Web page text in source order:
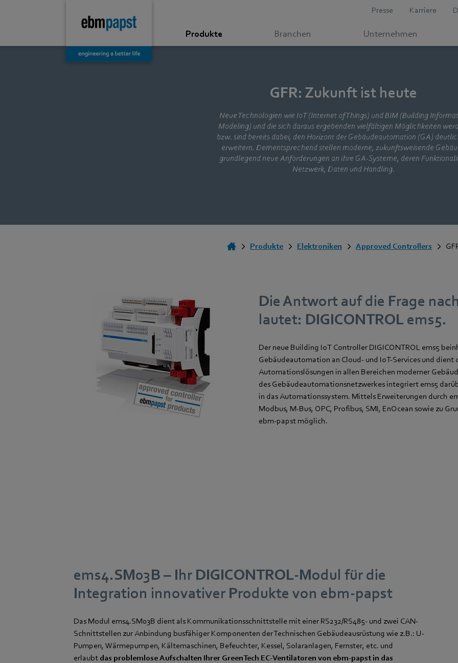
Presse Karriere
Produkte Branchen Unternehmen
GFR: Zukunft ist heute
Neue Technologien wie IoT (Internet of Things) und BIM (Building
Modeling) und die sich daraus ergebenden vielfältigen Möglichkeiten
bzw. sind bereits dabei, den Horizont der Gebäudeautomation (GA)
erweitern. Dementsprechend stellen moderne, zukunftsweisende
grundlegend neue Anforderungen an ihre GA-Systeme, deren
Netzwerk, Daten und Handling.
Produkte Elektroniken Approved Controllers
Die Antwort auf die Frage
lautet: DIGICONTROL ems5.
Der neue Building IoT Controller DIGICONTROL ems5
Gebäudeautomation an Cloud- und IoT-Services und
Automationslösungen in allen Bereichen moderner
des Gebäudeautomationsnetzwerkes integriert ems5
in das Automationssystem. Mittels Erweiterungen durch
Modbus, M-Bus, OPC, Profibus, SMI, EnOcean sowie zu
ebm-papst möglich.
ems4.SM03B – Ihr DIGICONTROL-Modul für die
Integration innovativer Produkte von ebm-papst
Das Modul ems4.SM03B dient als Kommunikationsschnittstelle mit einer RS232/RS485- und zwei CAN-
Schnittstellen zur Anbindung busfähiger Komponenten der Technischen Gebäudeausrüstung wie z.B.: U-
Pumpen, Wärmepumpen, Kältemaschinen, Befeuchter, Kessel, Solaranlagen, Fernster, etc. und
erlaubt das problemlose Aufschalten Ihrer GreenTech EC-Ventilatoren von ebm-papst in das